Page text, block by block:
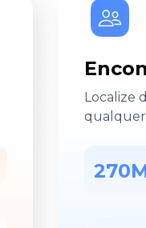
Localize
qualquer